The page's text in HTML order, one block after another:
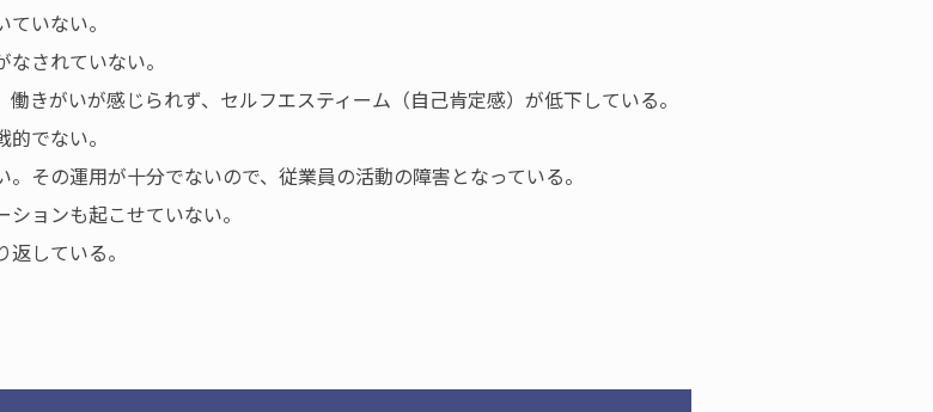
いない。
されていない。
きがいが感じられず、セルフエスティーム（自己肯定感）が低下している。
でない。
その運用が十分でないので、従業員の活動の障害となっている。
ョンも起こせていない。
している。